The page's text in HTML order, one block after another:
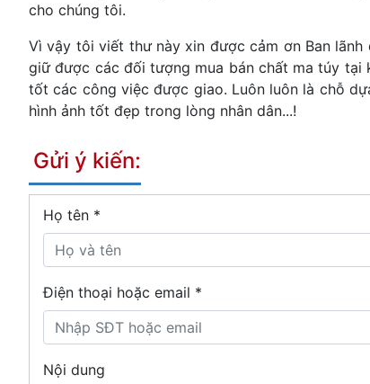
cho chúng tôi.
Vì vậy tôi viết thư này xin được cảm ơn Ban lãnh
giữ được các đối tượng mua bán chất ma túy tại
tốt các công việc được giao. Luôn luôn là chỗ
hình ảnh tốt đẹp trong lòng nhân dân...!
Gửi ý kiến:
Họ tên *
Điện thoại hoặc email *
Nội dung